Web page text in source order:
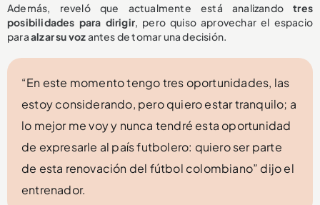
Además, reveló que actualmente está analizandotres
posibilidades para dirigir, pero quiso aprovechar el espacio
paraalzar su vozantes de tomar una decisión.
“En este momento tengo tres oportunidades, las
estoy considerando, pero quiero estar tranquilo; a
lo mejor me voy y nunca tendré esta oportunidad
de expresarle al país futbolero: quiero ser parte
de esta renovación del fútbol colombiano” dijo el
entrenador.